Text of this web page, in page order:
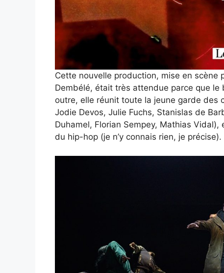
Cette nouvelle production, mise en scène
Dembélé, était très attendue parce que le
outre, elle réunit toute la jeune garde des
Jodie Devos, Julie Fuchs, Stanislas de
Duhamel, Florian Sempey, Mathias
du hip-hop (je n’y connais rien, je